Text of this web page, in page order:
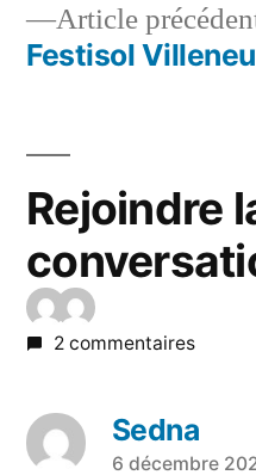
Article
Festisol
Rejoindre
2 commentaires
Sedna
6 décembre